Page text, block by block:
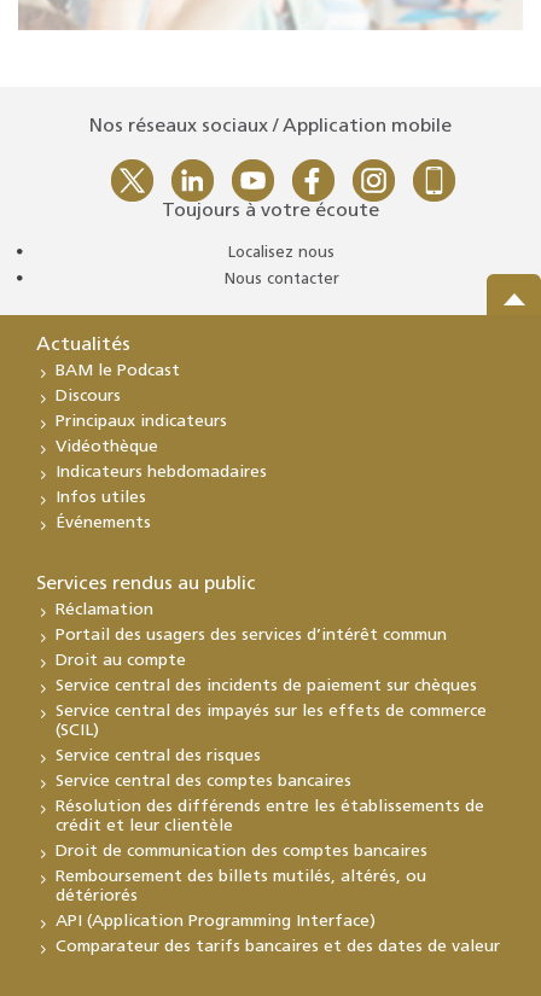
Nos réseaux sociaux / Application mobile
Toujours à votre écoute
Localisez nous
Nous contacter
Actualités
BAM le Podcast
Discours
Principaux indicateurs
Vidéothèque
Indicateurs hebdomadaires
Infos utiles
Événements
Services rendus au public
Réclamation
Portail des usagers des services d’intérêt commun
Droit au compte
Service central des incidents de paiement sur chèques
Service central des impayés sur les effets de commerce
(SCIL)
Service central des risques
Service central des comptes bancaires
Résolution des différends entre les établissements de
crédit et leur clientèle
Droit de communication des comptes bancaires
Remboursement des billets mutilés, altérés, ou
détériorés
API (Application Programming Interface)
Comparateur des tarifs bancaires et des dates de valeur